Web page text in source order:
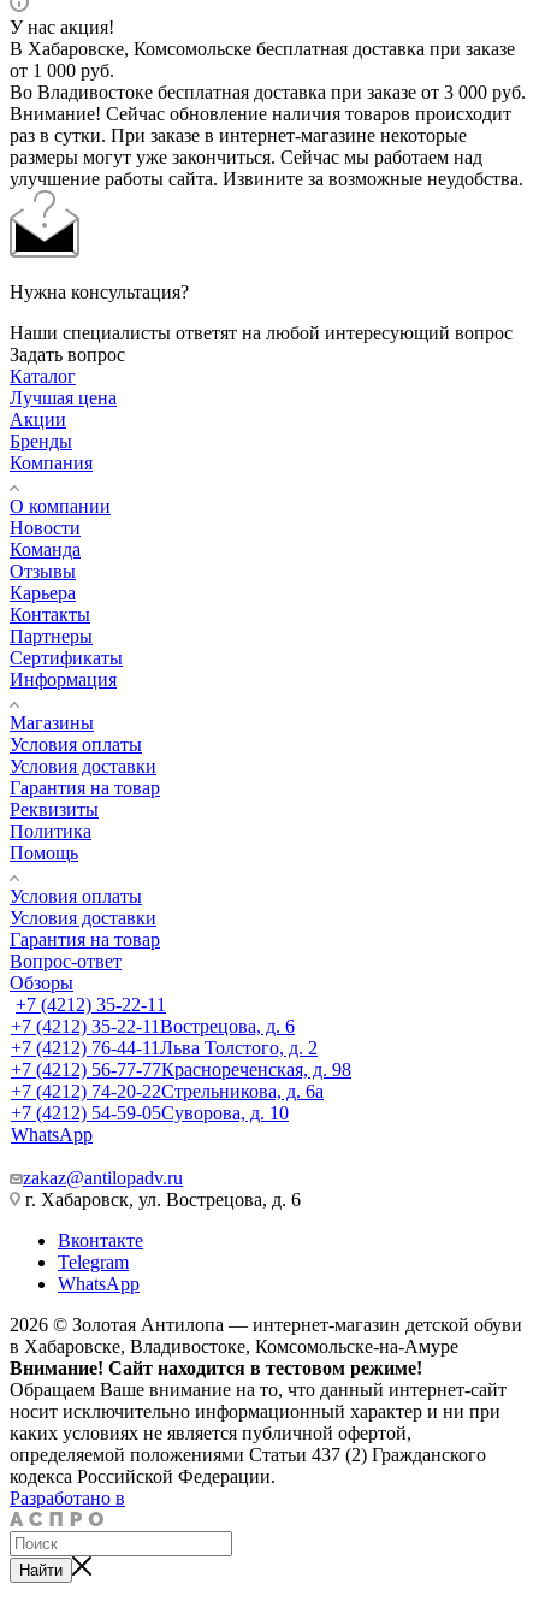
У нас акция!
В Хабаровске, Комсомольске бесплатная доставка при заказе
от 1 000 руб.
Во Владивостоке бесплатная доставка при заказе от 3 000 руб.
Внимание! Сейчас обновление наличия товаров происходит
раз в сутки. При заказе в интернет-магазине некоторые
размеры могут уже закончиться. Сейчас мы работаем над
улучшение работы сайта. Извините за возможные неудобства.
Нужна консультация?
Наши специалисты ответят на любой интересующий вопрос
Задать вопрос
Каталог
Лучшая цена
Акции
Бренды
Компания
О компании
Новости
Команда
Отзывы
Карьера
Контакты
Партнеры
Сертификаты
Информация
Магазины
Условия оплаты
Условия доставки
Гарантия на товар
Реквизиты
Политика
Помощь
Условия оплаты
Условия доставки
Гарантия на товар
Вопрос-ответ
Обзоры
+7 (4212) 35-22-11
+7 (4212) 35-22-11Вострецова, д. 6
+7 (4212) 76-44-11Льва Толстого, д. 2
+7 (4212) 56-77-77Краснореченская, д. 98
+7 (4212) 74-20-22Стрельникова, д. 6а
+7 (4212) 54-59-05Суворова, д. 10
WhatsApp
zakaz@antilopadv.ru
г. Хабаровск, ул. Вострецова, д. 6
Вконтакте
Telegram
WhatsApp
2026 © Золотая Антилопа — интернет-магазин детской обуви
в Хабаровске, Владивостоке, Комсомольске-на-Амуре
Внимание! Сайт находится в тестовом режиме!
Обращаем Ваше внимание на то, что данный интернет-сайт
носит исключительно информационный характер и ни при
каких условиях не является публичной офертой,
определяемой положениями Статьи 437 (2) Гражданского
кодекса Российской Федерации.
Разработано в
Найти